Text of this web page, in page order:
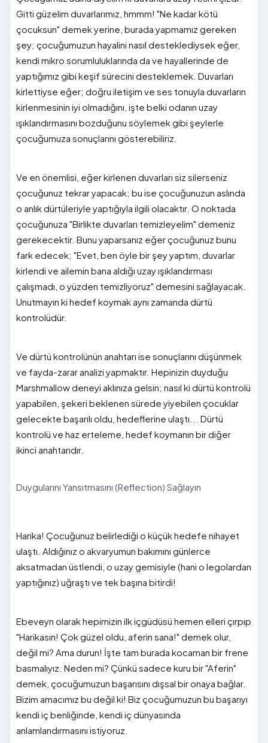
Gitti güzelim duvarlarımız, hmmm! "Ne kadar kötü
çocuksun" demek yerine, burada yapmamız gereken
şey; çocuğumuzun hayalini nasıl desteklediysek eğer,
kendi mikro sorumluluklarında da ve hayallerinde de
yaptığımız gibi keşif sürecini desteklemek. Duvarları
kirlettiyse eğer; doğru iletişim ve ses tonuyla duvarların
kirlenmesinin iyi olmadığını, işte belki odanın uzay
ışıklandırmasını bozduğunu söylemek gibi şeylerle
çocuğumuza sonuçlarını gösterebiliriz.
Ve en önemlisi, eğer kirlenen duvarları siz silerseniz
çocuğunuz tekrar yapacak; bu ise çocuğunuzun aslında
o anlık dürtüleriyle yaptığıyla ilgili olacaktır. O noktada
çocuğunuza "Birlikte duvarları temizleyelim" demeniz
gerekecektir. Bunu yaparsanız eğer çocuğunuz bunu
fark edecek; "Evet, ben öyle bir şey yaptım, duvarlar
kirlendi ve ailemin bana aldığı uzay ışıklandırması
çalışmadı, o yüzden temizliyoruz" demesini sağlayacak.
Unutmayın ki hedef koymak aynı zamanda dürtü
kontrolüdür.
Ve dürtü kontrolünün anahtarı ise sonuçlarını düşünmek
ve fayda-zarar analizi yapmaktır. Hepinizin duyduğu
Marshmallow deneyi aklınıza gelsin; nasıl ki dürtü kontrolü
yapabilen, şekeri beklenen sürede yiyebilen çocuklar
gelecekte başarılı oldu, hedeflerine ulaştı... Dürtü
kontrolü ve haz erteleme, hedef koymanın bir diğer
ikinci anahtarıdır.
Duygularını Yansıtmasını (Reflection) Sağlayın
Harika! Çocuğunuz belirlediği o küçük hedefe nihayet
ulaştı. Aldığınız o akvaryumun bakımını günlerce
aksatmadan üstlendi, o uzay gemisiyle (hani o legolardan
yaptığınız) uğraştı ve tek başına bitirdi!
Ebeveyn olarak hepimizin ilk içgüdüsü hemen elleri çırpıp
"Harikasın! Çok güzel oldu, aferin sana!" demek olur,
değil mi? Ama durun! İşte tam burada kocaman bir frene
basmalıyız. Neden mi? Çünkü sadece kuru bir "Aferin"
demek, çocuğumuzun başarısını dışsal bir onaya bağlar.
Bizim amacımız bu değil ki! Biz çocuğumuzun bu başarıyı
kendi iç benliğinde, kendi iç dünyasında
anlamlandırmasını istiyoruz.